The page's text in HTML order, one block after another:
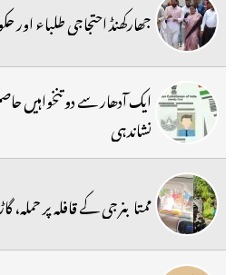
جھارکھنڈ احتجاجی طلباء
نشاندہی
ممتا بنرجی کے قافلہ پر حملہ،